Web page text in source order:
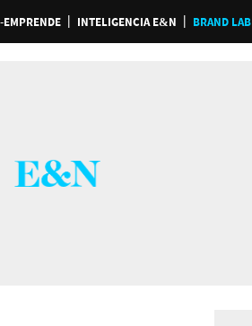
EMPRENDE INTELIGENCIA E&N BRAND LAB